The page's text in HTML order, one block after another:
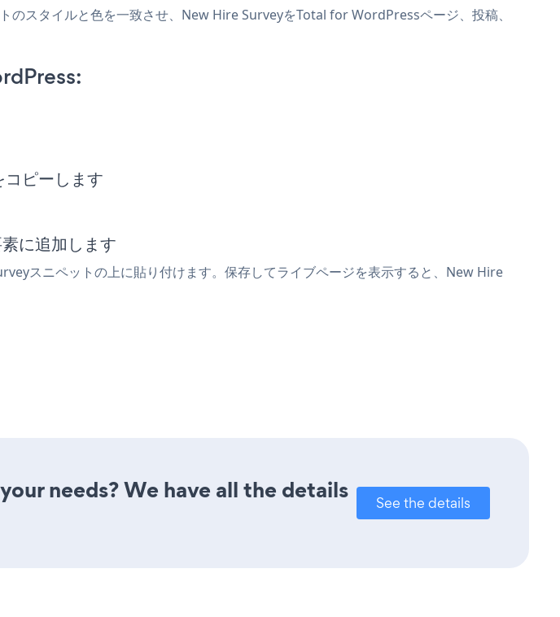
スタイルと色を一致させ、New Hire SurveyをTotal for WordPressページ、投稿、
ピーします
に追加します
スニペットの上に貼り付けます。保存してライブページを表示すると、New Hire
needs? We have all the details
See the details